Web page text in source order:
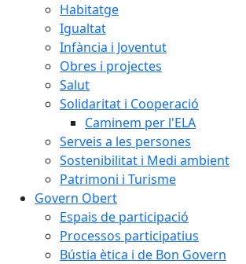
Habitatge
Igualtat
Infància i Joventut
Obres i projectes
Salut
Solidaritat i Cooperació
Caminem per l'ELA
Serveis a les persones
Sostenibilitat i Medi ambient
Patrimoni i Turisme
Govern Obert
Espais de participació
Processos participatius
Bústia ètica i de Bon Govern